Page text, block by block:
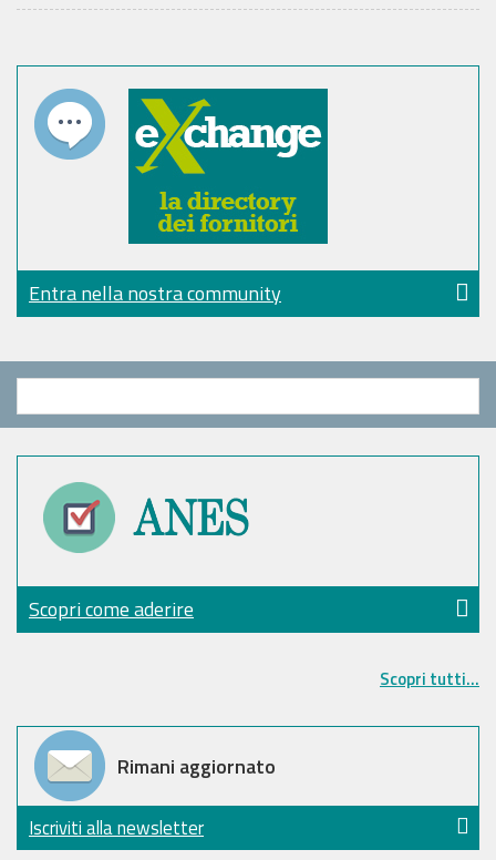
Entra nella nostra community
Scopri come aderire
Scopri tutti...
Rimani aggiornato
Iscriviti alla newsletter